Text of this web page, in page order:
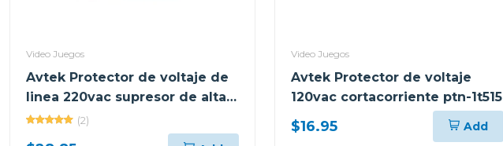
Video Juegos
Avtek Protector de voltaje de
linea 220vac supresor de alta
capacidad pebas-b230/21j
(2)
Video Juegos
Avtek Protector de voltaje
120vac cortacorriente ptn-1t515
$16.95 Add